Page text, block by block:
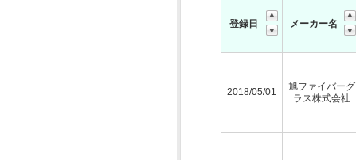
登録日 メーカー名
2018/05/01
旭ファイバーグ
ラス株式会社